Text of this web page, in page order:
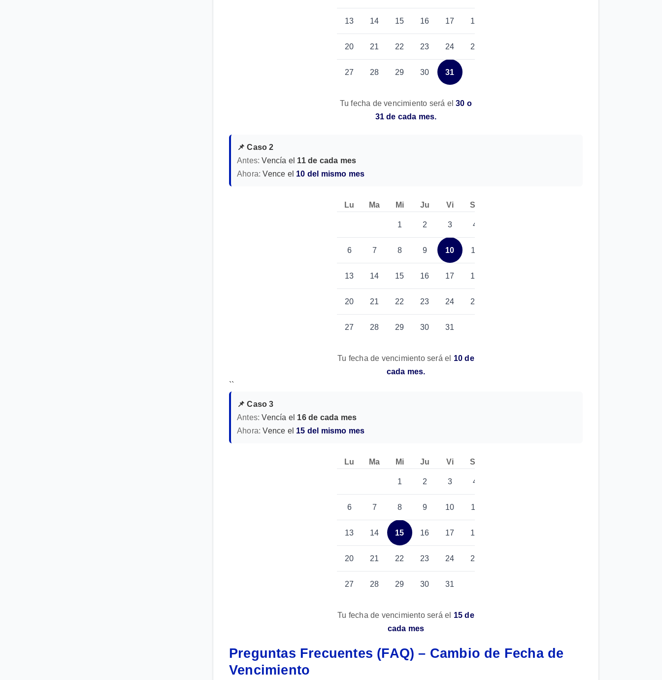
13 14 15 16 17 18
20 21 22 23 24 25
27 28 29 30 31
Tu fecha de vencimiento será el30 o
31 de cada mes.
📌 Caso 2
Antes: Vencía el 11 de cada mes
Ahora: Vence el 10 del mismo mes
Lu Ma Mi Ju Vi Sa
1 2 3 4
6 7 8 9 10 11
13 14 15 16 17 18
20 21 22 23 24 25
27 28 29 30 31
Tu fecha de vencimiento será el 10 de
cada mes.
``
📌 Caso 3
Antes: Vencía el 16 de cada mes
Ahora: Vence el 15 del mismo mes
Lu Ma Mi Ju Vi Sa
1 2 3 4
6 7 8 9 10 11
13 14 15 16 17 18
20 21 22 23 24 25
27 28 29 30 31
Tu fecha de vencimiento será el 15 de
cada mes
Preguntas Frecuentes (FAQ) – Cambio de Fecha de
Vencimiento